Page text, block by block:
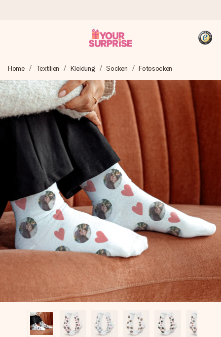
Wir bereiten dein Geschenk sorgfältig vor und schicken es
blitzschnell – damit du es genau zum richtigen Zeitpunkt
überreichen kannst, wenn es am meisten zählt.
4,8 (basierend auf +15.000 Bewertungen)
Unsere Geschenke begeistern. Kunden bewerten uns mit
4,8 bei Google Reviews (Gesamtergebnis aller Länder, in
die wir versenden).
+49 39292 929695
Montag - Freitag : 8:30 - 17:00 Uhr
Samstag - Sonntag : 8:30 - 13:00 Uhr
Home Textilien Kleidung Socken Fotosocken